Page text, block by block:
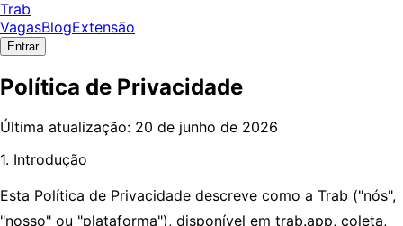
Trab
VagasBlogExtensão
Entrar
Política de Privacidade
Última atualização: 20 de junho de 2026
1. Introdução
Esta Política de Privacidade descreve como a Trab ("nós",
"nosso" ou "plataforma"), disponível em trab.app, coleta,